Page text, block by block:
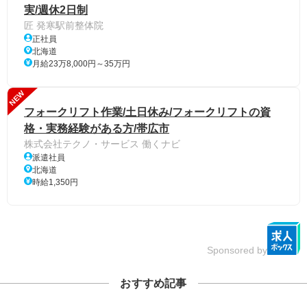
実/週休2日制
匠 発寒駅前整体院
正社員
北海道
月給23万8,000円～35万円
NEW
フォークリフト作業/土日休み/フォークリフトの資
格・実務経験がある方/帯広市
株式会社テクノ・サービス 働くナビ
派遣社員
北海道
時給1,350円
Sponsored by
おすすめ記事